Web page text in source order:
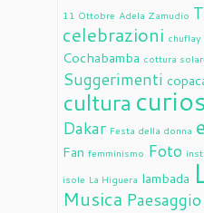
11 Ottobre Adela Zamudio
celebrazioni chuflay
Cochabamba cottura
Suggerimenti
cultura
Dakar Festa della donna
Fan femminismo Foto
isole La Higuera lambada
Musica Paesaggio